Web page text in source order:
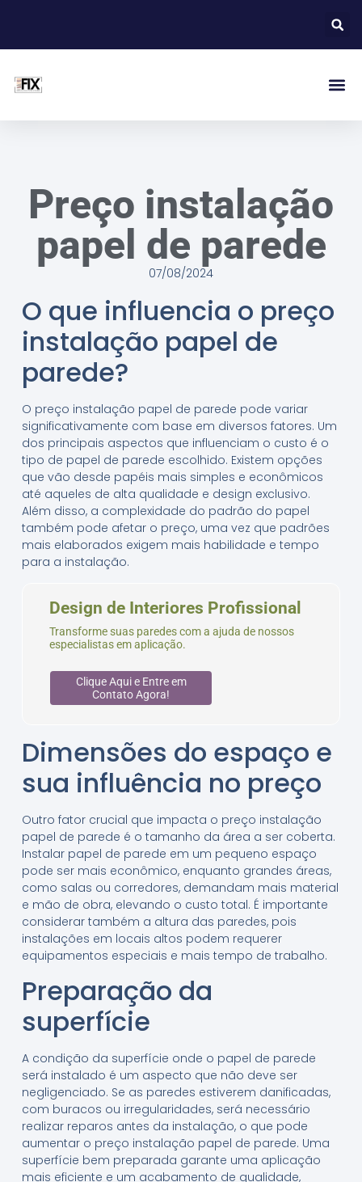
Preço instalação
papel de parede
07/08/2024
O que influencia o preço
instalação papel de
parede?
O preço instalação papel de parede pode variar
significativamente com base em diversos fatores. Um
dos principais aspectos que influenciam o custo é o
tipo de papel de parede escolhido. Existem opções
que vão desde papéis mais simples e econômicos
até aqueles de alta qualidade e design exclusivo.
Além disso, a complexidade do padrão do papel
também pode afetar o preço, uma vez que padrões
mais elaborados exigem mais habilidade e tempo
para a instalação.
Design de Interiores Profissional
Transforme suas paredes com a ajuda de nossos
especialistas em aplicação.
Clique Aqui e Entre em
Contato Agora!
Dimensões do espaço e
sua influência no preço
Outro fator crucial que impacta o preço instalação
papel de parede é o tamanho da área a ser coberta.
Instalar papel de parede em um pequeno espaço
pode ser mais econômico, enquanto grandes áreas,
como salas ou corredores, demandam mais material
e mão de obra, elevando o custo total. É importante
considerar também a altura das paredes, pois
instalações em locais altos podem requerer
equipamentos especiais e mais tempo de trabalho.
Preparação da
superfície
A condição da superfície onde o papel de parede
será instalado é um aspecto que não deve ser
negligenciado. Se as paredes estiverem danificadas,
com buracos ou irregularidades, será necessário
realizar reparos antes da instalação, o que pode
aumentar o preço instalação papel de parede. Uma
superfície bem preparada garante uma aplicação
mais eficiente e um acabamento de qualidade,